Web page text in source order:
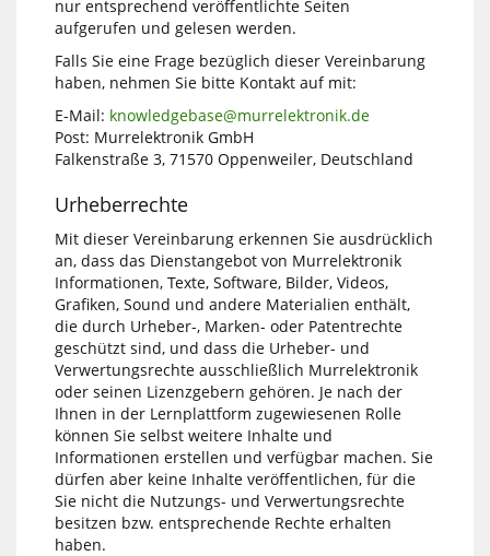
nur entsprechend veröffentlichte Seiten
aufgerufen und gelesen werden.
Falls Sie eine Frage bezüglich dieser Vereinbarung
haben, nehmen Sie bitte Kontakt auf mit:
E-Mail: knowledgebase@murrelektronik.de
Post: Murrelektronik GmbH
Falkenstraße 3, 71570 Oppenweiler, Deutschland
Urheberrechte
Mit dieser Vereinbarung erkennen Sie ausdrücklich
an, dass das Dienstangebot von Murrelektronik
Informationen, Texte, Software, Bilder, Videos,
Grafiken, Sound und andere Materialien enthält,
die durch Urheber-, Marken- oder Patentrechte
geschützt sind, und dass die Urheber- und
Verwertungsrechte ausschließlich Murrelektronik
oder seinen Lizenzgebern gehören. Je nach der
Ihnen in der Lernplattform zugewiesenen Rolle
können Sie selbst weitere Inhalte und
Informationen erstellen und verfügbar machen. Sie
dürfen aber keine Inhalte veröffentlichen, für die
Sie nicht die Nutzungs- und Verwertungsrechte
besitzen bzw. entsprechende Rechte erhalten
haben.